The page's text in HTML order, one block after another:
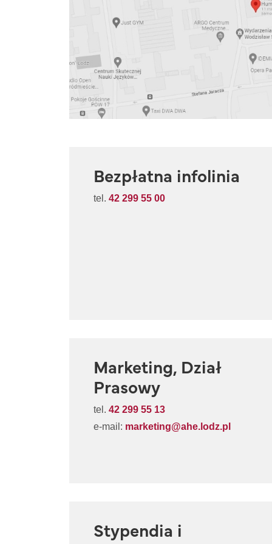
Bezpłatna infolinia
tel. 42 299 55 00
Marketing, Dział
Prasowy
tel. 42 299 55 13
e-mail: marketing@ahe.lodz.pl
Stypendia i